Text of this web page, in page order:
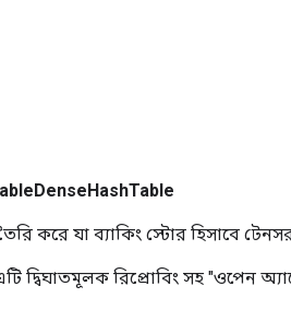
করে যা ব্যাকিং স্টোর হিসাবে
দ্বিঘাতমূলক রিপ্রোবিং সহ "ওপেন